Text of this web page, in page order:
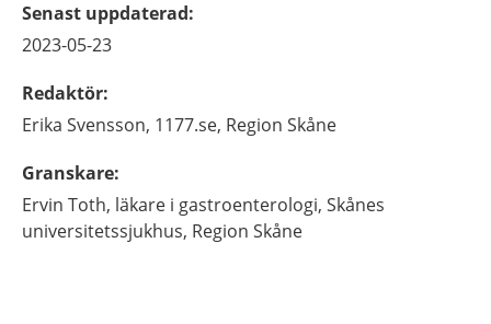
Senast uppdaterad:
2023-05-23
Redaktör:
Erika Svensson, 1177.se, Region Skåne
Granskare:
Ervin Toth, läkare i gastroenterologi, Skånes
universitetssjukhus, Region Skåne